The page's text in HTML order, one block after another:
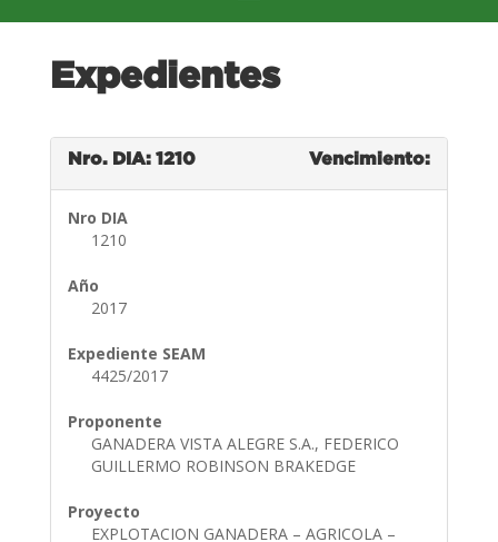
Expedientes
Nro. DIA: 1210 Vencimiento:
Nro DIA
1210
Año
2017
Expediente SEAM
4425/2017
Proponente
GANADERA VISTA ALEGRE S.A., FEDERICO
GUILLERMO ROBINSON BRAKEDGE
Proyecto
EXPLOTACION GANADERA – AGRICOLA –